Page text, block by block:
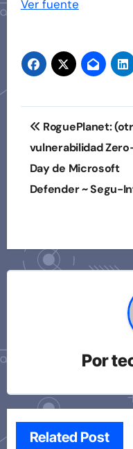
Ver fuente
de
entradas
RoguePlanet:
vulnerabilidad
Day de Microsoft
Defender ~ Segu-
Por
Related Post